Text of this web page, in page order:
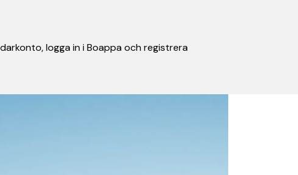
logga in i Boappa och registrera